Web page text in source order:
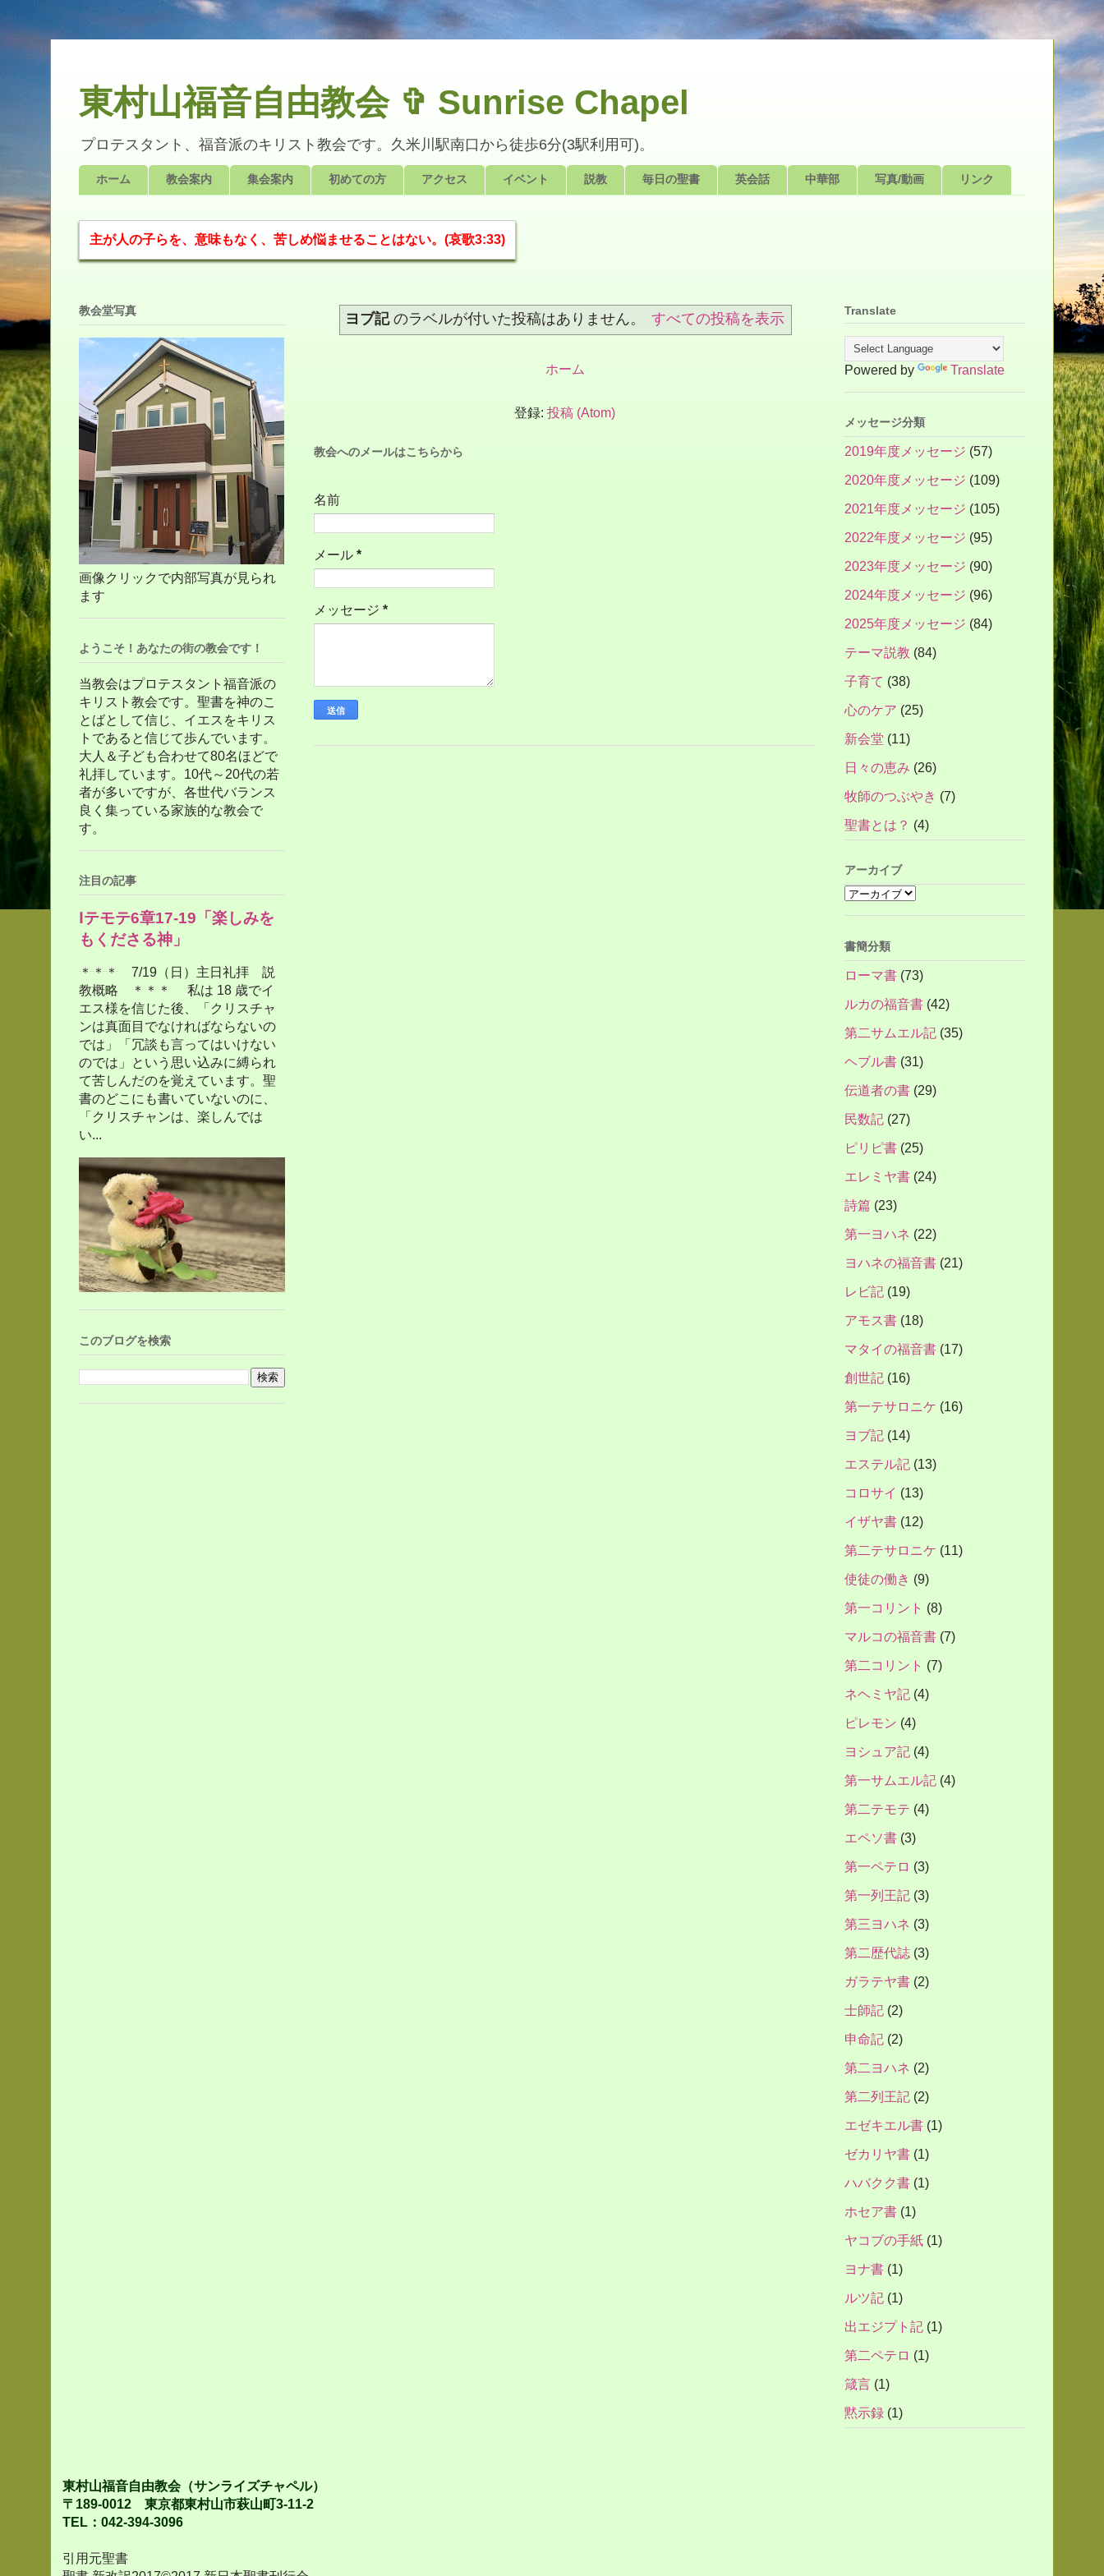
東村山福音自由教会 ✞ Sunrise Chapel
プロテスタント、福音派のキリスト教会です。久米川駅南口から徒歩6分(3駅利用可)。
ホーム 教会案内 集会案内 初めての方 アクセス イベント 説教 毎日の聖書 英会話 中華部 写真/動画 リンク
主が人の子らを、意味もなく、苦しめ悩ませることはない。(哀歌3:33)
ヨブ記のラベルが付いた投稿はありません。 すべての投稿を表示
ホーム
登録: 投稿 (Atom)
教会へのメールはこちらから
名前
メール *
メッセージ *
教会堂写真
画像クリックで内部写真が見られ
ます
ようこそ！あなたの街の教会です！
当教会はプロテスタント福音派の
キリスト教会です。聖書を神のこ
とばとして信じ、イエスをキリス
トであると信じて歩んでいます。
大人＆子ども合わせて80名ほどで
礼拝しています。10代～20代の若
者が多いですが、各世代バランス
良く集っている家族的な教会で
す。
注目の記事
Ⅰテモテ6章17-19「楽しみを
もくださる神」
＊＊＊ 7/19（日）主日礼拝 説
教概略 ＊＊＊ 私は 18 歳でイ
エス様を信じた後、「クリスチャ
ンは真面目でなければならないの
では」「冗談も言ってはいけない
のでは」という思い込みに縛られ
て苦しんだのを覚えています。聖
書のどこにも書いていないのに、
「クリスチャンは、楽しんでは
い...
このブログを検索
Translate
Powered by Translate
メッセージ分類
2019年度メッセージ (57)
2020年度メッセージ (109)
2021年度メッセージ (105)
2022年度メッセージ (95)
2023年度メッセージ (90)
2024年度メッセージ (96)
2025年度メッセージ (84)
テーマ説教 (84)
子育て (38)
心のケア (25)
新会堂 (11)
日々の恵み (26)
牧師のつぶやき (7)
聖書とは？ (4)
アーカイブ
書簡分類
ローマ書 (73)
ルカの福音書 (42)
第二サムエル記 (35)
ヘブル書 (31)
伝道者の書 (29)
民数記 (27)
ピリピ書 (25)
エレミヤ書 (24)
詩篇 (23)
第一ヨハネ (22)
ヨハネの福音書 (21)
レビ記 (19)
アモス書 (18)
マタイの福音書 (17)
創世記 (16)
第一テサロニケ (16)
ヨブ記 (14)
エステル記 (13)
コロサイ (13)
イザヤ書 (12)
第二テサロニケ (11)
使徒の働き (9)
第一コリント (8)
マルコの福音書 (7)
第二コリント (7)
ネヘミヤ記 (4)
ピレモン (4)
ヨシュア記 (4)
第一サムエル記 (4)
第二テモテ (4)
エペソ書 (3)
第一ペテロ (3)
第一列王記 (3)
第三ヨハネ (3)
第二歴代誌 (3)
ガラテヤ書 (2)
士師記 (2)
申命記 (2)
第二ヨハネ (2)
第二列王記 (2)
エゼキエル書 (1)
ゼカリヤ書 (1)
ハバクク書 (1)
ホセア書 (1)
ヤコブの手紙 (1)
ヨナ書 (1)
ルツ記 (1)
出エジプト記 (1)
第二ペテロ (1)
箴言 (1)
黙示録 (1)
東村山福音自由教会（サンライズチャペル）
〒189-0012 東京都東村山市萩山町3-11-2
TEL：042-394-3096
引用元聖書